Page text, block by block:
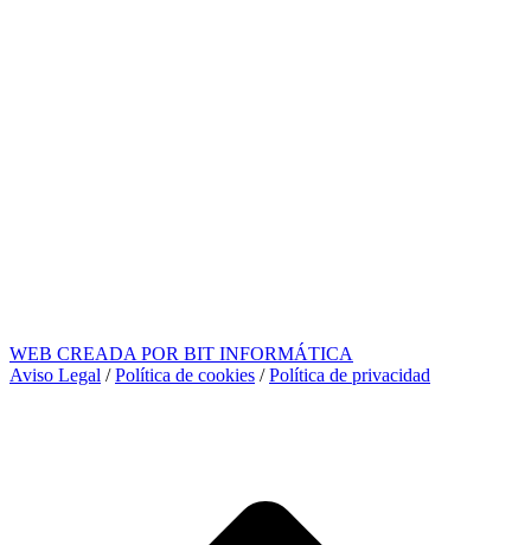
WEB CREADA POR BIT INFORMÁTICA
Aviso Legal /Política de cookies /Política de privacidad